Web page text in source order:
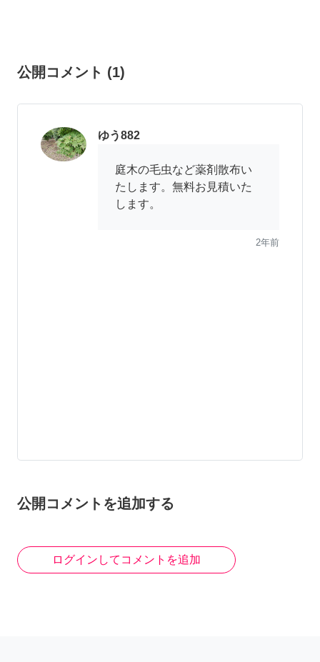
公開コメント (1)
ゆう882
庭木の毛虫など薬剤散布い
たします。無料お見積いた
します。
2年前
公開コメントを追加する
ログインしてコメントを追加